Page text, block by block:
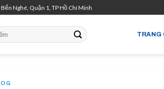
Nghé, Quận 1, TP Hồ Chí Minh
TRANG